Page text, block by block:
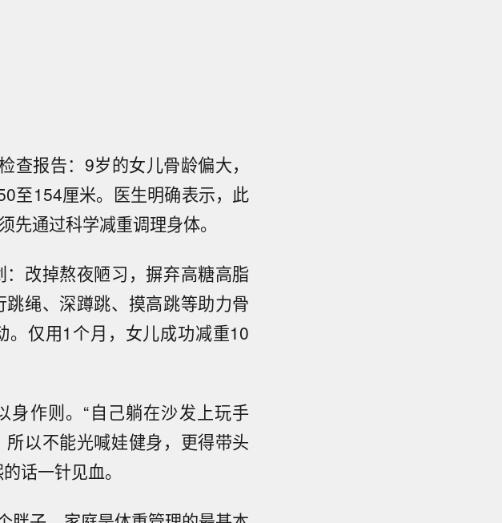
报告：9岁的女儿骨龄偏大，
至154厘米。医生明确表示，此
先通过科学减重调理身体。
改掉熬夜陋习，摒弃高糖高脂
绳、深蹲跳、摸高跳等助力骨
。仅用1个月，女儿成功减重10
身作则。“自己躺在沙发上玩手
以不能光喊娃健身，更得带头
话一针见血。